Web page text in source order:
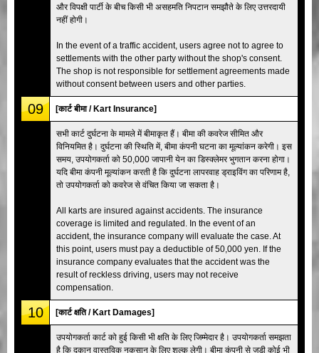
और विपक्षी पार्टी के बीच किसी भी असहमति निपटान समझौते के लिए उत्तरदायी
नहीं होगी।
In the event of a traffic accident, users agree not to agree to
settlements with the other party without the shop's consent.
The shop is not responsible for settlement agreements made
without consent between users and other parties.
09 [कार्ट बीमा / Kart Insurance]
सभी कार्ट दुर्घटना के मामले में बीमाकृत हैं। बीमा की कवरेज सीमित और
विनियमित है। दुर्घटना की स्थिति में, बीमा कंपनी घटना का मूल्यांकन करेगी। इस
समय, उपयोगकर्ता को 50,000 जापानी येन का डिस्क्लेमर भुगतान करना होगा।
यदि बीमा कंपनी मूल्यांकन करती है कि दुर्घटना लापरवाह ड्राइविंग का परिणाम है,
तो उपयोगकर्ता को कवरेज से वंचित किया जा सकता है।
All karts are insured against accidents. The insurance
coverage is limited and regulated. In the event of an
accident, the insurance company will evaluate the case. At
this point, users must pay a deductible of 50,000 yen. If the
insurance company evaluates that the accident was the
result of reckless driving, users may not receive
compensation.
10 [कार्ट क्षति / Kart Damages]
उपयोगकर्ता कार्ट को हुई किसी भी क्षति के लिए जिम्मेदार है। उपयोगकर्ता समझता
है कि दुकान वास्तविक नुकसान के लिए शुल्क लेगी। बीमा कंपनी से जुड़ी कोई भी